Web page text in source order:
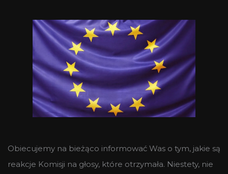
Obiecujemy na bieżąco informować Was o tym, jakie są
reakcje Komisji na głosy, które otrzymała. Niestety, nie